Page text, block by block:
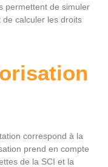
permettent de simuler
calculer les droits
correspond à la
prend en compte
de la SCI et la